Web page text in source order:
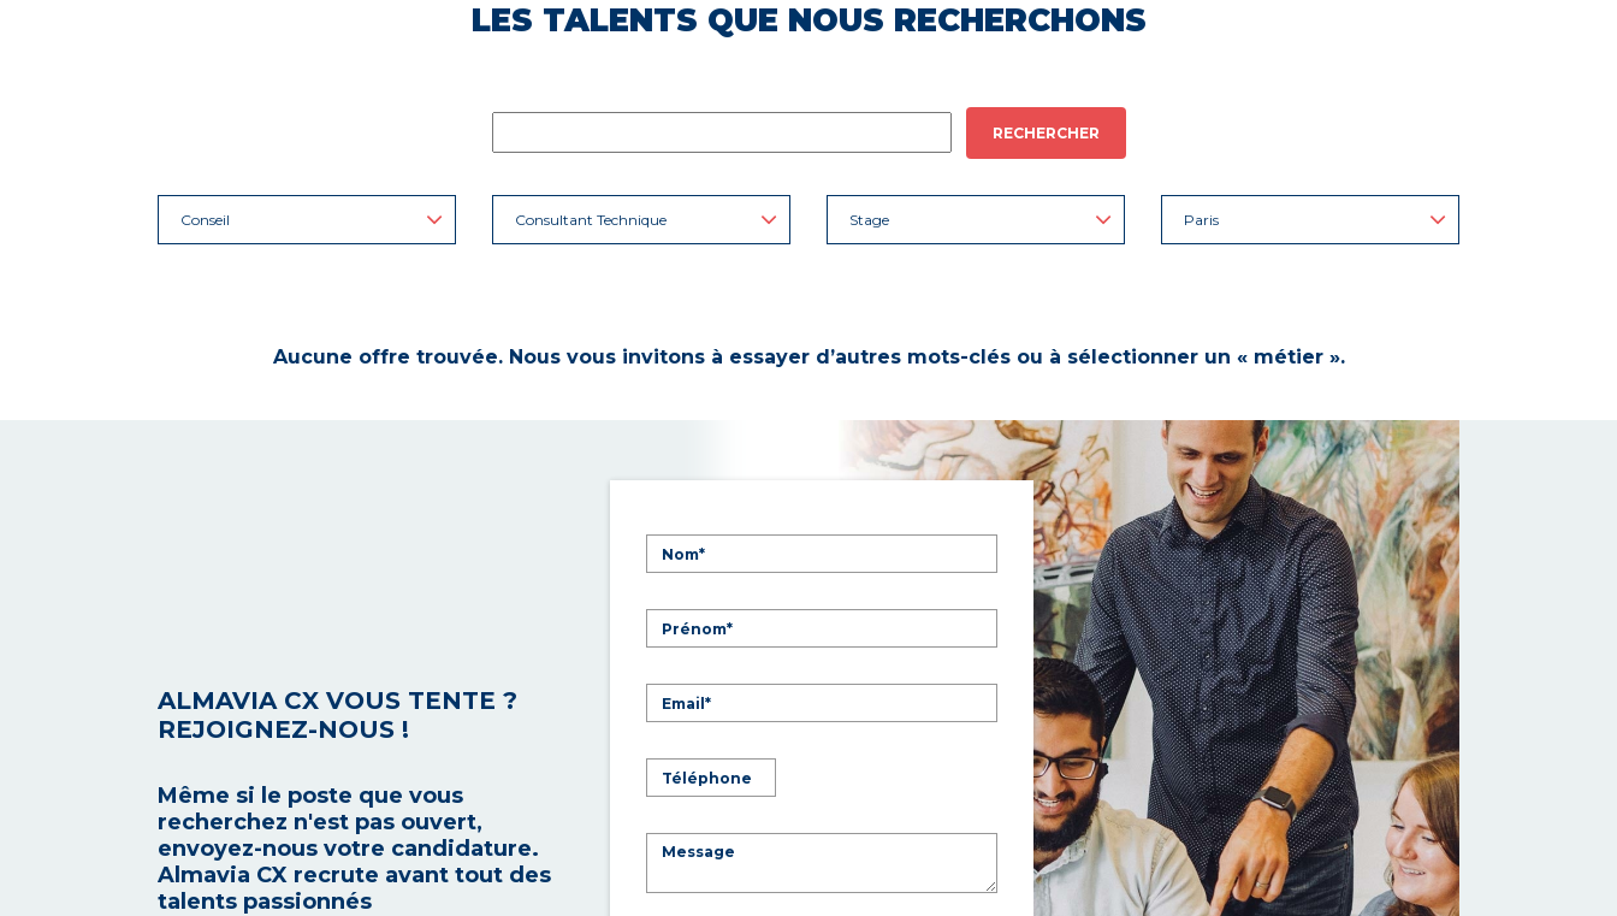
LES TALENTS QUE NOUS RECHERCHONS
RECHERCHER
Conseil Consultant Technique Stage Paris
Aucune offre trouvée. Nous vous invitons à essayer d’autres mots-clés ou à sélectionner un « métier ».
ALMAVIA CX VOUS TENTE ?
REJOIGNEZ-NOUS !
Même si le poste que vous
recherchez n'est pas ouvert,
envoyez-nous votre candidature.
Almavia CX recrute avant tout des
talents passionnés